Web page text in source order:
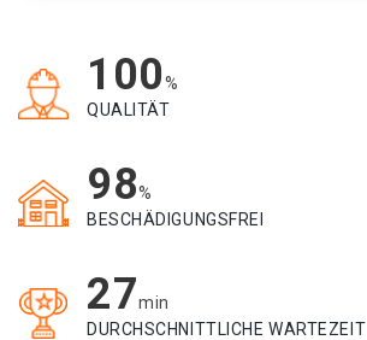
100%
QUALITÄT
98%
BESCHÄDIGUNGSFREI
27min
DURCHSCHNITTLICHE WARTEZEIT